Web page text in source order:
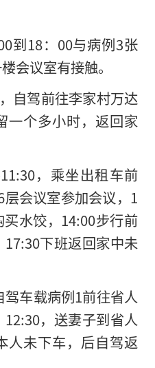
到18：00与病例3张
会议室有接触。
自驾前往李家村万达
一个多小时，返回家
，乘坐出租车前
会议室参加会议，1
水饺，14:00步行前
下班返回家中未
车载病例1前往省人
，送妻子到省人
人未下车，后自驾返